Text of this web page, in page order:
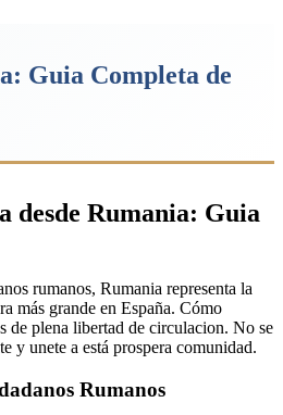
Guia Completa de
desde Rumania: Guia
rumanos, Rumania representa la
más grande en España. Cómo
de plena libertad de circulacion. No se
y unete a está prospera comunidad.
Rumanos